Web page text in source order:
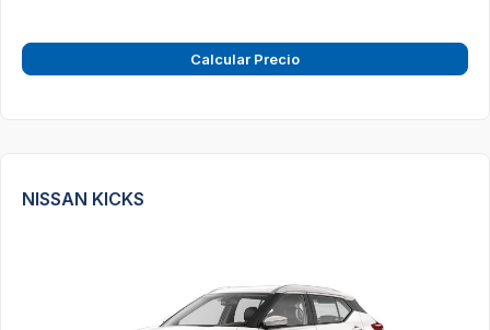
Calcular Precio
NISSAN KICKS